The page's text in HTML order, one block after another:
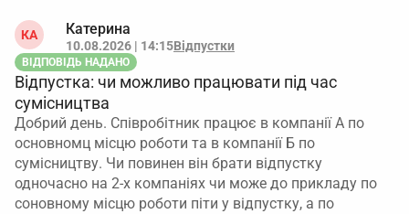
КА Катерина
10.08.2026 | 14:15Відпустки
ВІДПОВІДЬ НАДАНО
Відпустка: чи можливо працювати під час
сумісництва
Добрий день. Співробітник працює в компанії А по
основномц місцю роботи та в компанії Б по
сумісництву. Чи повинен він брати відпустку
одночасно на 2-х компаніях чи може до прикладу по
соновному місцю роботи піти у відпустку, а по